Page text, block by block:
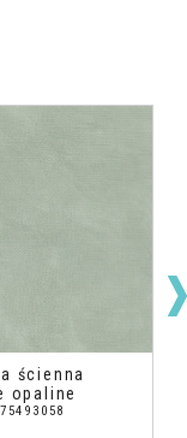
ścienna
opaline